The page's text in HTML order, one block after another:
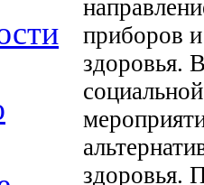
приборов
здоровья.
здоровья.